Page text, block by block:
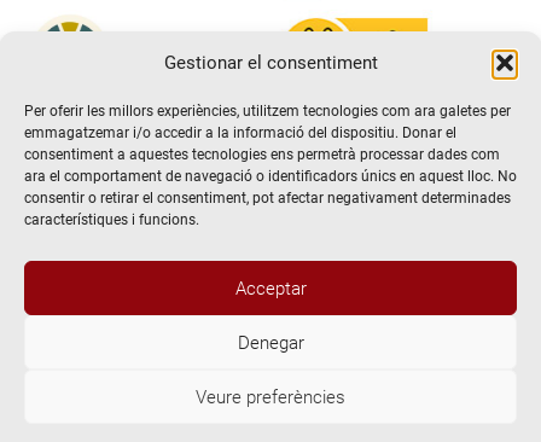
Gestionar el consentiment
Per oferir les millors experiències, utilitzem tecnologies com ara galetes per
emmagatzemar i/o accedir a la informació del dispositiu. Donar el
consentiment a aquestes tecnologies ens permetrà processar dades com
ara el comportament de navegació o identificadors únics en aquest lloc. No
consentir o retirar el consentiment, pot afectar negativament determinades
característiques i funcions.
Acceptar
Denegar
Veure preferències
@2026 Escola de teatre El Timbal. Tots els drets reservats
Avís Legal